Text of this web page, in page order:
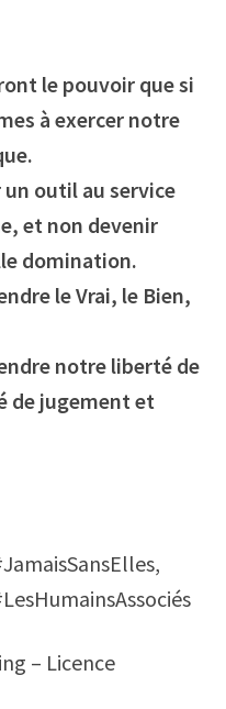
le pouvoir que si
à exercer notre
outil au service
et non devenir
domination.
le Vrai, le Bien,
notre liberté de
de jugement et
– Licence